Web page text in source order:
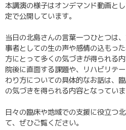
本講演の様子はオンデマンド動画と
定で公開しています。
当日の北島さんの言葉一つひとつは
事者としての生の声や感情の込もっ
方にとって多くの気づきが得られる
院後に直面する課題や、リハビリテ
わり方についての具体的なお話は、
の気づきを得られる内容となっていま
日々の臨床や地域での支援に役立つ
て、ぜひご覧ください。